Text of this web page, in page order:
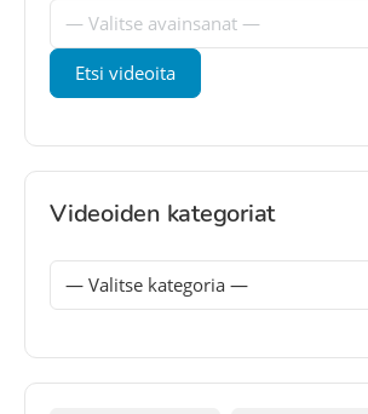
Videoiden kategoriat